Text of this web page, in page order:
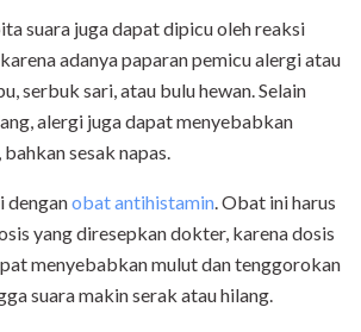
suara juga dapat dipicu oleh reaksi
adanya paparan pemicu alergi atau
serbuk sari, atau bulu hewan. Selain
alergi juga dapat menyebabkan
sesak napas.
denganobat antihistamin. Obat ini harus
yang diresepkan dokter, karena dosis
menyebabkan mulut dan tenggorokan
suara makin serak atau hilang.